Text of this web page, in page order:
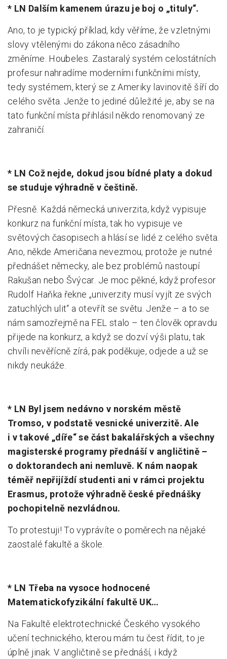
* LN Dalším kamenem úrazu je boj o „tituly“.
Ano, to je typický příklad, kdy věříme, že vzletnými
slovy vtělenými do zákona něco zásadního
změníme. Houbeles. Zastaralý systém celostátních
profesur nahradíme moderními funkčními místy,
tedy systémem, který se z Ameriky lavinovitě šíří do
celého světa. Jenže to jediné důležité je, aby se na
tato funkční místa přihlásil někdo renomovaný ze
zahraničí.
* LN Což nejde, dokud jsou bídné platy a dokud
se studuje výhradně v češtině.
Přesně. Každá německá univerzita, když vypisuje
konkurz na funkční místa, tak ho vypisuje ve
světových časopisech a hlásí se lidé z celého světa.
Ano, někde Američana nevezmou, protože je nutné
přednášet německy, ale bez problémů nastoupí
Rakušan nebo Švýcar. Je moc pěkné, když profesor
Rudolf Haňka řekne „univerzity musí vyjít ze svých
zatuchlých ulit“ a otevřít se světu. Jenže – a to se
nám samozřejmě na FEL stalo – ten člověk opravdu
přijede na konkurz, a když se dozví výši platu, tak
chvíli nevěřícně zírá, pak poděkuje, odjede a už se
nikdy neukáže.
* LN Byl jsem nedávno v norském městě
Tromso, v podstatě vesnické univerzitě. Ale
i v takové „díře“ se část bakalářských a všechny
magisterské programy přednáší v angličtině –
o doktorandech ani nemluvě. K nám naopak
téměř nepřijíždí studenti ani v rámci projektu
Erasmus, protože výhradně české přednášky
pochopitelně nezvládnou.
To protestuji! To vyprávíte o poměrech na nějaké
zaostalé fakultě a škole.
* LN Třeba na vysoce hodnocené
Matematickofyzikální fakultě UK…
Na Fakultě elektrotechnické Českého vysokého
učení technického, kterou mám tu čest řídit, to je
úplně jinak. V angličtině se přednáší, i když